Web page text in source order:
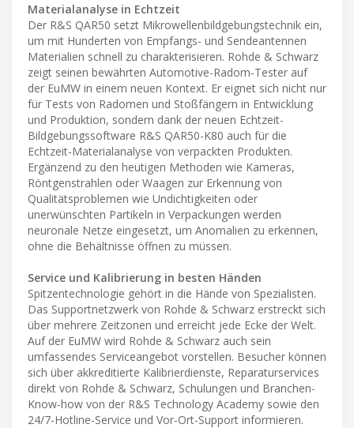
Materialanalyse in Echtzeit
Der R&S QAR50 setzt Mikrowellenbildgebungstechnik ein,
um mit Hunderten von Empfangs- und Sendeantennen
Materialien schnell zu charakterisieren. Rohde & Schwarz
zeigt seinen bewährten Automotive-Radom-Tester auf
der EuMW in einem neuen Kontext. Er eignet sich nicht nur
für Tests von Radomen und Stoßfängern in Entwicklung
und Produktion, sondern dank der neuen Echtzeit-
Bildgebungssoftware R&S QAR50-K80 auch für die
Echtzeit-Materialanalyse von verpackten Produkten.
Ergänzend zu den heutigen Methoden wie Kameras,
Röntgenstrahlen oder Waagen zur Erkennung von
Qualitätsproblemen wie Undichtigkeiten oder
unerwünschten Partikeln in Verpackungen werden
neuronale Netze eingesetzt, um Anomalien zu erkennen,
ohne die Behältnisse öffnen zu müssen.
Service und Kalibrierung in besten Händen
Spitzentechnologie gehört in die Hände von Spezialisten.
Das Supportnetzwerk von Rohde & Schwarz erstreckt sich
über mehrere Zeitzonen und erreicht jede Ecke der Welt.
Auf der EuMW wird Rohde & Schwarz auch sein
umfassendes Serviceangebot vorstellen. Besucher können
sich über akkreditierte Kalibrierdienste, Reparaturservices
direkt von Rohde & Schwarz, Schulungen und Branchen-
Know-how von der R&S Technology Academy sowie den
24/7-Hotline-Service und Vor-Ort-Support informieren.